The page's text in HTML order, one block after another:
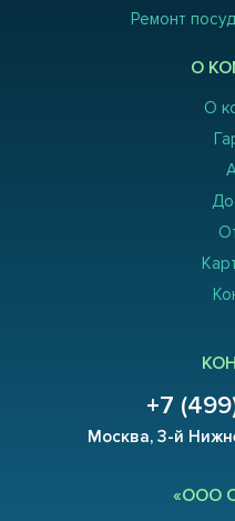
Ремонт
О
О
+7
Москва, 3-й
«ООО